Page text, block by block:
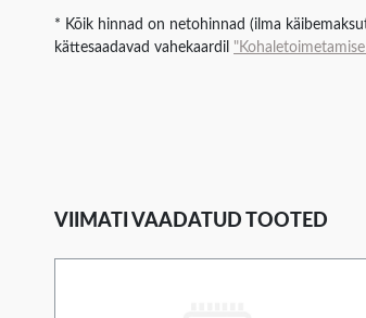
* Kõik hinnad on netohinnad (ilma
kättesaadavad vahekaardil
VIIMATI VAADATUD TOOTED